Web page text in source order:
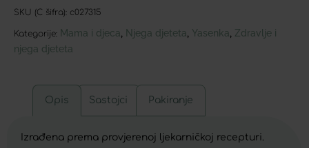
SKU (C šifra): c027315
Kategorije: Mama i djeca Njega djeteta Yasenka Zdravlje i
njega djeteta
Opis Sastojci Pakiranje
Izrađena prema provjerenoj ljekarničkoj recepturi.